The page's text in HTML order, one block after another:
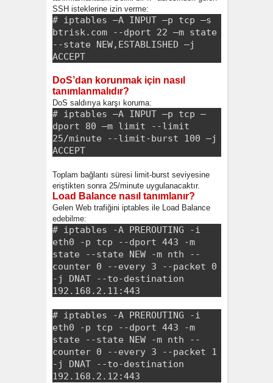
SSH isteklerine izin verme:
# iptables –A INPUT –p tcp –s
btrisk.com --dport 22 –m state
--state NEW,ESTABLISHED –j
ACCEPT
DoS’dan korunmak için nasıl
tanımlanmalıdır?
DoS saldırıya karşı koruma:
# iptables –A INPUT –p tcp –
dport 80 –m limit --limit
25/minute --limit-burst 100 –j
ACCEPT
Toplam bağlantı süresi limit-burst seviyesine
eriştikten sonra 25/minute uygulanacaktır.
Load Balance nasıl tanımlanır?
Gelen Web trafiğini iptables ile Load Balance
edebilme:
# iptables -A PREROUTING -i
eth0 -p tcp --dport 443 -m
state --state NEW -m nth --
counter 0 --every 3 --packet 0
-j DNAT --to-destination
192.168.2.11:443
# iptables -A PREROUTING -i
eth0 -p tcp --dport 443 -m
state --state NEW -m nth --
counter 0 --every 3 --packet 1
-j DNAT --to-destination
192.168.2.12:443